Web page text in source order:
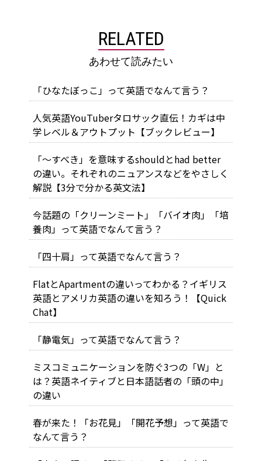
RELATED
あわせて読みたい
「ひなたぼっこ」って英語でなんて言う？
人気英語YouTuberタロサック直伝！カギは中
学レベル＆アウトプット【ブックレビュー】
「～すべき」を意味するshouldとhad better
の違い。それぞれのニュアンスなどをやさしく
解説【3分で分かる英文法】
今話題の「クリーンミート」「バイオ肉」「培
養肉」って英語でなんて言う？
「四十肩」って英語でなんて言う？
FlatとApartmentの違いってわかる？イギリス
英語とアメリカ英語の違いを知ろう！【Quick
Chat】
「静電気」って英語でなんて言う？
ミスコミュニケーションを防ぐ3つの「W」と
は？英語ネイティブと日本語話者の「頭の中」
の違い
春が来た！「お花見」「開花予想」って英語で
なんて言う？